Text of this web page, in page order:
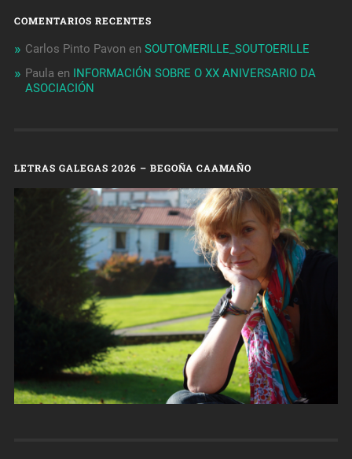
COMENTARIOS RECENTES
Carlos Pinto Pavon en SOUTOMERILLE_SOUTOERILLE
Paula en INFORMACIÓN SOBRE O XX ANIVERSARIO DA
ASOCIACIÓN
LETRAS GALEGAS 2026 – BEGOÑA CAAMAÑO